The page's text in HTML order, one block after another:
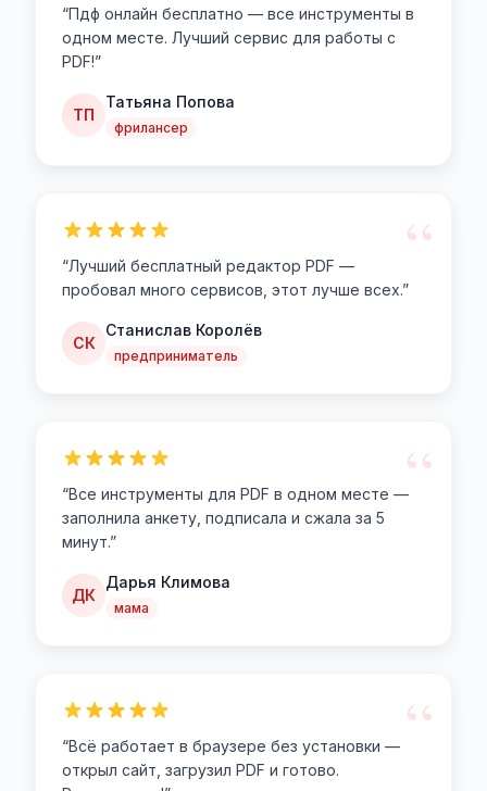
“Пдф онлайн бесплатно — все инструменты в
одном месте. Лучший сервис для работы с
PDF!”
ТП
Татьяна Попова
фрилансер
“
“Лучший бесплатный редактор PDF —
пробовал много сервисов, этот лучше всех.”
СК
Станислав Королёв
предприниматель
“
“Все инструменты для PDF в одном месте —
заполнила анкету, подписала и сжала за 5
минут.”
ДК
Дарья Климова
мама
“
“Всё работает в браузере без установки —
открыл сайт, загрузил PDF и готово.